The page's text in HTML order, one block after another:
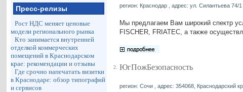
Пресс-релизы
Рост НДС меняет ценовые
модели регионального рынка
Кто занимается внутренней
отделкой коммерческих
помещений в Краснодарском
крае: рекомендации и отзывы
Где срочно напечатать визитки
в Краснодаре: обзор типографий
и сервисов
регион: Краснодар , адрес: ул. Силантьева
Мы предлагаем Вам широкий спектр
FISСHER, FRIATEC, а также
2. ЮгПожБезопасность
регион: Сочи , адрес: 354068, Краснодарский